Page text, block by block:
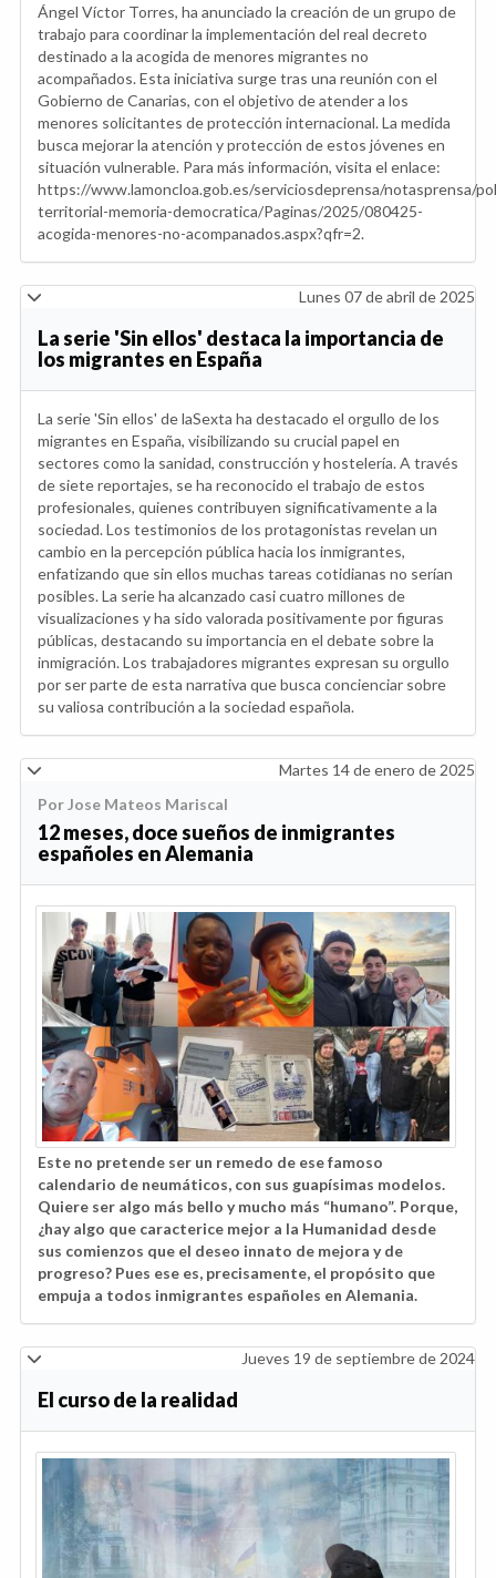
Ángel Víctor Torres, ha anunciado la creación de un grupo de
trabajo para coordinar la implementación del real decreto
destinado a la acogida de menores migrantes no
acompañados. Esta iniciativa surge tras una reunión con el
Gobierno de Canarias, con el objetivo de atender a los
menores solicitantes de protección internacional. La medida
busca mejorar la atención y protección de estos jóvenes en
situación vulnerable. Para más información, visita el enlace:
https://www.lamoncloa.gob.es/serviciosdeprensa/notasprensa/
territorial-memoria-democratica/Paginas/2025/080425-
acogida-menores-no-acompanados.aspx?qfr=2.
Lunes 07 de abril de 2025
La serie 'Sin ellos' destaca la importancia de
los migrantes en España
La serie 'Sin ellos' de laSexta ha destacado el orgullo de los
migrantes en España, visibilizando su crucial papel en
sectores como la sanidad, construcción y hostelería. A través
de siete reportajes, se ha reconocido el trabajo de estos
profesionales, quienes contribuyen significativamente a la
sociedad. Los testimonios de los protagonistas revelan un
cambio en la percepción pública hacia los inmigrantes,
enfatizando que sin ellos muchas tareas cotidianas no serían
posibles. La serie ha alcanzado casi cuatro millones de
visualizaciones y ha sido valorada positivamente por figuras
públicas, destacando su importancia en el debate sobre la
inmigración. Los trabajadores migrantes expresan su orgullo
por ser parte de esta narrativa que busca concienciar sobre
su valiosa contribución a la sociedad española.
Martes 14 de enero de 2025
Por Jose Mateos Mariscal
12 meses, doce sueños de inmigrantes
españoles en Alemania
Este no pretende ser un remedo de ese famoso
calendario de neumáticos, con sus guapísimas modelos.
Quiere ser algo más bello y mucho más “humano”. Porque,
¿hay algo que caracterice mejor a la Humanidad desde
sus comienzos que el deseo innato de mejora y de
progreso? Pues ese es, precisamente, el propósito que
empuja a todos inmigrantes españoles en Alemania.
Jueves 19 de septiembre de 2024
El curso de la realidad